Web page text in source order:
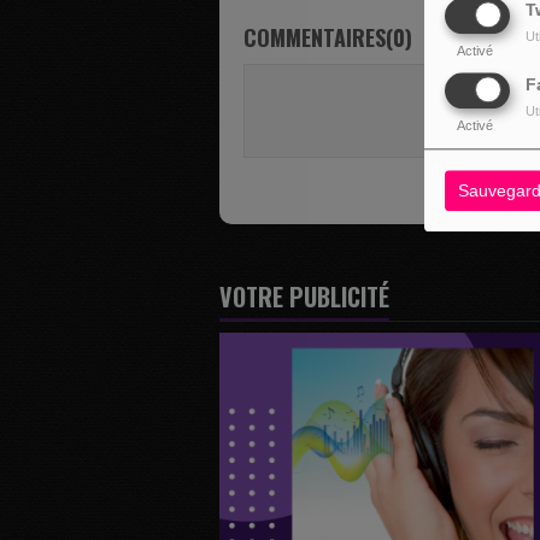
Activé
Activé
COMMENTAIRES(0)
Vous
VOTRE PUBLICITÉ